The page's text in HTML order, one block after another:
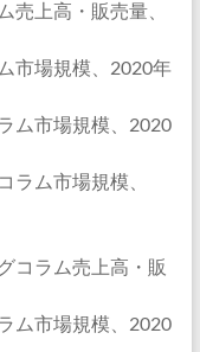
上高・販売量、
場規模、2020年
市場規模、2020
ム市場規模、
ラム売上高・販
市場規模、2020